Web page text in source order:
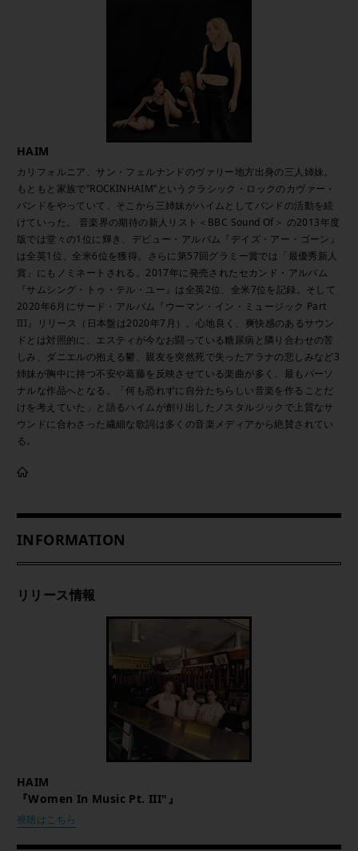
HAIM
カリフォルニア、サン・フェルナンドのヴァリー地方出身の三人姉妹。
もともと家族で”ROCKINHAIM”というクラシック・ロックのカヴァー・
バンドをやっていて、そこから三姉妹がハイムとしてバンドの活動を続
けていった。 音楽界の期待の新人リスト＜BBC Sound Of＞ の2013年度
版では堂々の1位に輝き、デビュー・アルバム『デイズ・アー・ゴーン』
は全英1位、全米6位を獲得。さらに第57回グラミー賞では「最優秀新人
賞」にもノミネートされる。2017年に発売されたセカンド・アルバム
『サムシング・トゥ・テル・ユー』は全英2位、全米7位を記録。そして
2020年6月にサード・アルバム『ウーマン・イン・ミュージック Part
III』リリース（日本盤は2020年7月）。心地良く、爽快感のあるサウン
ドとは対照的に、エスティが今なお闘っている糖尿病と隣り合わせの苦
しみ、ダニエルの抱える鬱、親友を突然死で失ったアラナの悲しみなど3
姉妹が胸中に持つ不安や葛藤を反映させている楽曲が多く、最もパーソ
ナルな作品へとなる。「何も恐れずに自分たちらしい音楽を作ることだ
けを考えていた」と語るハイムが創り出したノスタルジックで上質なサ
ウンドに合わさった繊細な歌詞は多くの音楽メディアから絶賛されてい
る。
INFORMATION
リリース情報
HAIM
『Women In Music Pt. III"』
視聴はこちら